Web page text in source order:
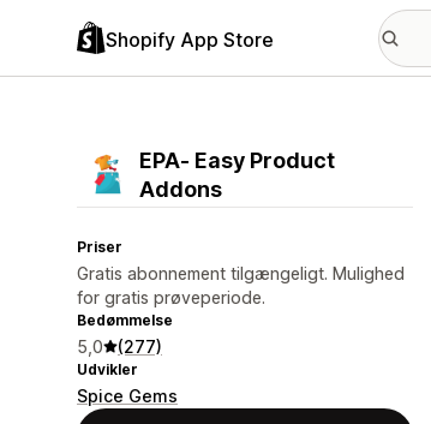
Shopify App Store
EPA‑ Easy Product
Addons
Priser
Gratis abonnement tilgængeligt. Mulighed
for gratis prøveperiode.
Bedømmelse
5,0 (277)
Udvikler
Spice Gems